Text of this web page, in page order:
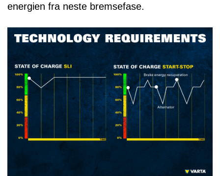
energien fra neste bremsefase.